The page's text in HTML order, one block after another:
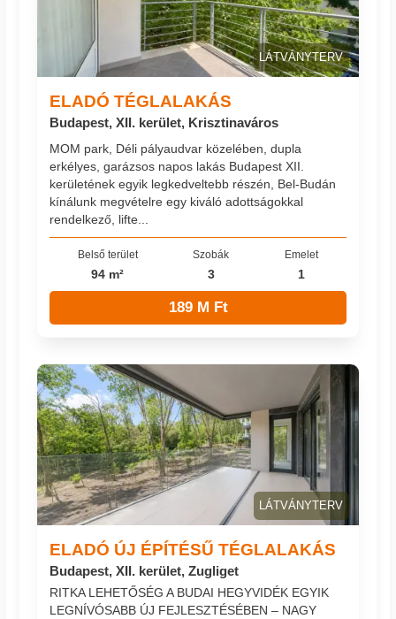
LÁTVÁNYTERV
ELADÓ TÉGLALAKÁS
Budapest, XII. kerület, Krisztinaváros
MOM park, Déli pályaudvar közelében, dupla
erkélyes, garázsos napos lakás Budapest XII.
kerületének egyik legkedveltebb részén, Bel-Budán
kínálunk megvételre egy kiváló adottságokkal
rendelkező, lifte...
Belső terület
94 m²
Szobák
3
Emelet
1
189 M Ft
LÁTVÁNYTERV
ELADÓ ÚJ ÉPÍTÉSŰ TÉGLALAKÁS
Budapest, XII. kerület, Zugliget
RITKA LEHETŐSÉG A BUDAI HEGYVIDÉK EGYIK
LEGNÍVÓSABB ÚJ FEJLESZTÉSÉBEN – NAGY